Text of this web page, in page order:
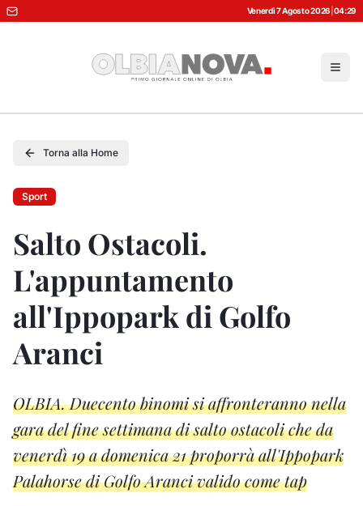
Venerdì 7 Agosto 2026 04:29
Torna alla Home
Sport
Salto Ostacoli.
L'appuntamento
all'Ippopark di Golfo
Aranci
OLBIA. Duecento binomi si affronteranno nella
gara del fine settimana di salto ostacoli che da
venerdì 19 a domenica 21 proporrà all'Ippopark
Palahorse di Golfo Aranci valido come tap